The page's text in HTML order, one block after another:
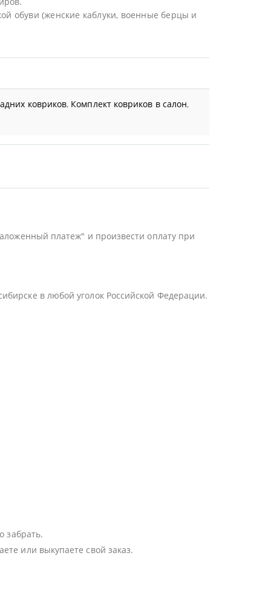
обуви (женские каблуки, военные берцы и
ковриков, Комплект ковриков в салон,
платеж" и произвести оплату при
в любой уголок Российской Федерации.
забрать.
или выкупаете свой заказ.